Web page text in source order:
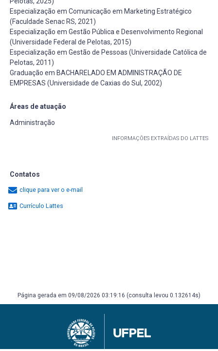
Especialização em Comunicação em Marketing Estratégico
(Faculdade Senac RS, 2021)
Especialização em Gestão Pública e Desenvolvimento Regional
(Universidade Federal de Pelotas, 2015)
Especialização em Gestão de Pessoas (Universidade Católica de
Pelotas, 2011)
Graduação em BACHARELADO EM ADMINISTRAÇÃO DE
EMPRESAS (Universidade de Caxias do Sul, 2002)
Áreas de atuação
Administração
INFORMAÇÕES EXTRAÍDAS DO LATTES
Contatos
clique para ver o e-mail
Currículo Lattes
Página gerada em 09/08/2026 03:19:16 (consulta levou 0.132614s)